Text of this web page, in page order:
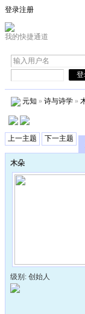
登录注册
我的快捷通道
元知 » 诗与诗学 »
上一主题 下一主题
木朵
级别: 创始人